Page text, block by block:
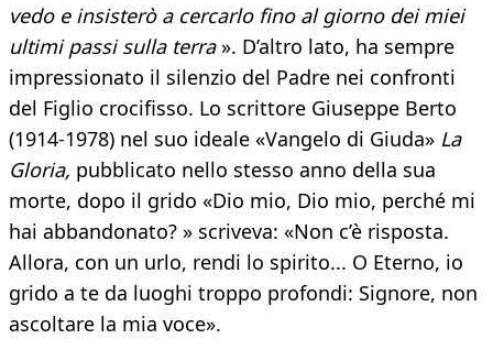
vedo e insisterò a cercarlo fino al giorno dei miei
ultimi passi sulla terra». D’altro lato, ha sempre
impressionato il silenzio del Padre nei confronti
del Figlio crocifisso. Lo scrittore Giuseppe Berto
(1914-1978) nel suo ideale «Vangelo di Giuda» La
Gloria, pubblicato nello stesso anno della sua
morte, dopo il grido «Dio mio, Dio mio, perché mi
hai abbandonato? » scriveva: «Non c’è risposta.
Allora, con un urlo, rendi lo spirito... O Eterno, io
grido a te da luoghi troppo profondi: Signore, non
ascoltare la mia voce».